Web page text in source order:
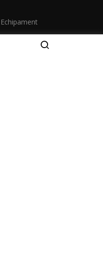
Echipament
Imbracaminte